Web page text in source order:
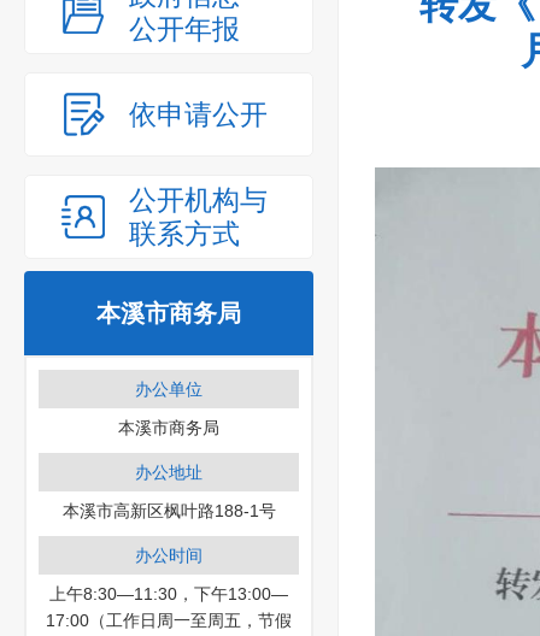
公开年报
依申请公开
公开机构与
联系方式
本溪市商务局
办公单位
本溪市商务局
办公地址
本溪市高新区枫叶路188-1号
办公时间
上午8:30—11:30，下午13:00—
17:00（工作日周一至周五，节假